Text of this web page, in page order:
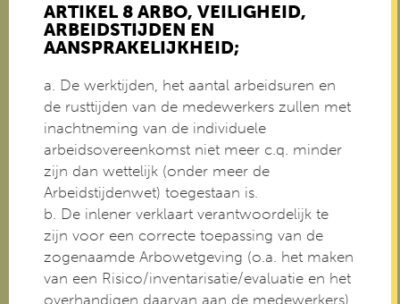
ARTIKEL 8 ARBO, VEILIGHEID,
ARBEIDSTIJDEN EN
AANSPRAKELIJKHEID;
a. De werktijden, het aantal arbeidsuren en
de rusttijden van de medewerkers zullen met
inachtneming van de individuele
arbeidsovereenkomst niet meer c.q. minder
zijn dan wettelijk (onder meer de
Arbeidstijdenwet) toegestaan is.
b. De inlener verklaart verantwoordelijk te
zijn voor een correcte toepassing van de
zogenaamde Arbowetgeving (o.a. het maken
van een Risico/inventarisatie/evaluatie en het
overhandigen daarvan aan de medewerkers)